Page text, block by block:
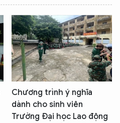
Chương trình ý nghĩa
dành cho sinh viên
Trường Đại học Lao động